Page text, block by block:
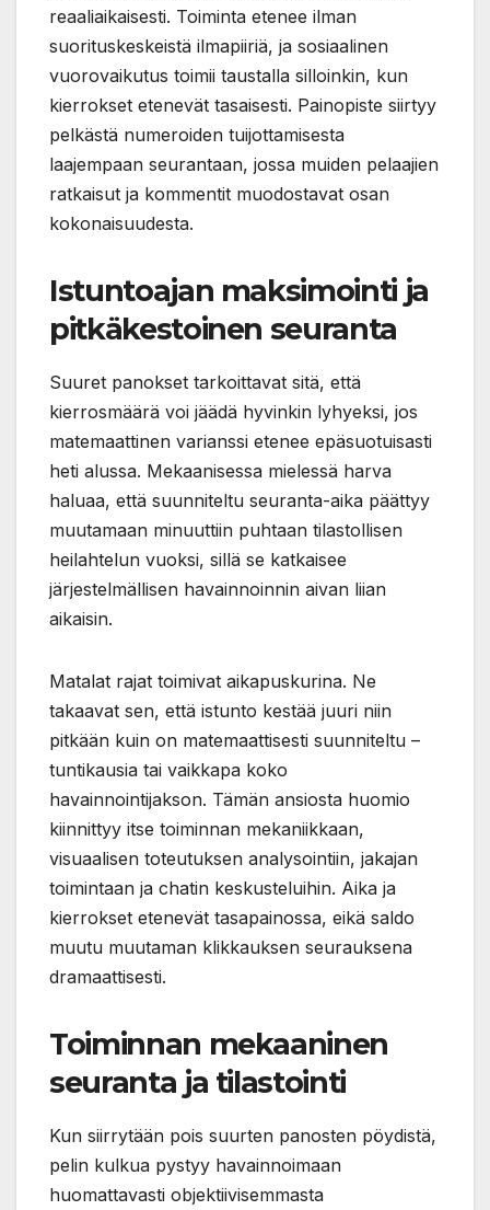
reaaliaikaisesti. Toiminta etenee ilman
suorituskeskeistä ilmapiiriä, ja sosiaalinen
vuorovaikutus toimii taustalla silloinkin, kun
kierrokset etenevät tasaisesti. Painopiste siirtyy
pelkästä numeroiden tuijottamisesta
laajempaan seurantaan, jossa muiden pelaajien
ratkaisut ja kommentit muodostavat osan
kokonaisuudesta.
Istuntoajan maksimointi ja
pitkäkestoinen seuranta
Suuret panokset tarkoittavat sitä, että
kierrosmäärä voi jäädä hyvinkin lyhyeksi, jos
matemaattinen varianssi etenee epäsuotuisasti
heti alussa. Mekaanisessa mielessä harva
haluaa, että suunniteltu seuranta-aika päättyy
muutamaan minuuttiin puhtaan tilastollisen
heilahtelun vuoksi, sillä se katkaisee
järjestelmällisen havainnoinnin aivan liian
aikaisin.
Matalat rajat toimivat aikapuskurina. Ne
takaavat sen, että istunto kestää juuri niin
pitkään kuin on matemaattisesti suunniteltu –
tuntikausia tai vaikkapa koko
havainnointijakson. Tämän ansiosta huomio
kiinnittyy itse toiminnan mekaniikkaan,
visuaalisen toteutuksen analysointiin, jakajan
toimintaan ja chatin keskusteluihin. Aika ja
kierrokset etenevät tasapainossa, eikä saldo
muutu muutaman klikkauksen seurauksena
dramaattisesti.
Toiminnan mekaaninen
seuranta ja tilastointi
Kun siirrytään pois suurten panosten pöydistä,
pelin kulkua pystyy havainnoimaan
huomattavasti objektiivisemmasta